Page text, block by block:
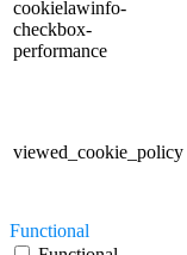
cookielawinfo-
checkbox-
performance
viewed_cookie_policy
Functional